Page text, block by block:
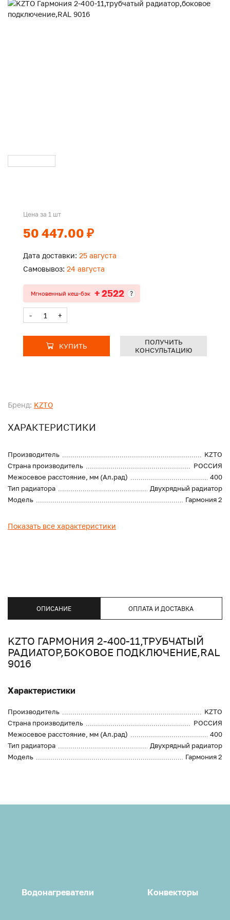
Бренд: KZTO
ХАРАКТЕРИСТИКИ
Производитель
KZTO
Страна производитель
РОССИЯ
Межосевое расстояние, мм (Ал.рад)
400
Тип радиатора
Двухрядный радиатор
Модель
Гармония 2
Показать все характеристики
Цена за 1 шт
50 447.00 ₽
Дата доставки: 25 августа
Самовывоз: 24 августа
Мгновенный кеш-бэк + 2522 ?
- +
КУПИТЬ
ПОЛУЧИТЬ
КОНСУЛЬТАЦИЮ
ОПИСАНИЕ ОПЛАТА И ДОСТАВКА
KZTO ГАРМОНИЯ 2-400-11,ТРУБЧАТЫЙ
РАДИАТОР,БОКОВОЕ ПОДКЛЮЧЕНИЕ,RAL
9016
Характеристики
Производитель
KZTO
Страна производитель
РОССИЯ
Межосевое расстояние, мм (Ал.рад)
400
Тип радиатора
Двухрядный радиатор
Модель
Гармония 2
Водонагреватели Конвекторы